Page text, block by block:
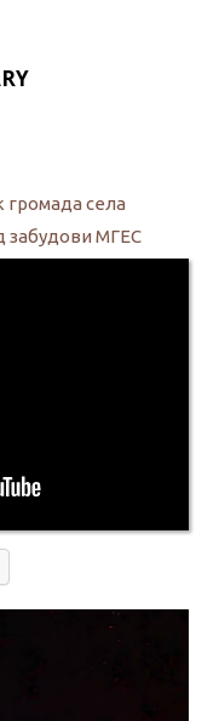
громада села
забудови МГЕС